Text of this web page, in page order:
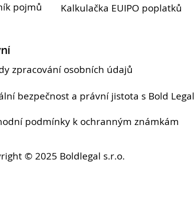
pojmů Kalkulačka EUIPO poplatků
zpracování osobních údajů
bezpečnost a právní jistota s Bold Legal
podmínky k ochranným známkám
© 2025 Boldlegal s.r.o.